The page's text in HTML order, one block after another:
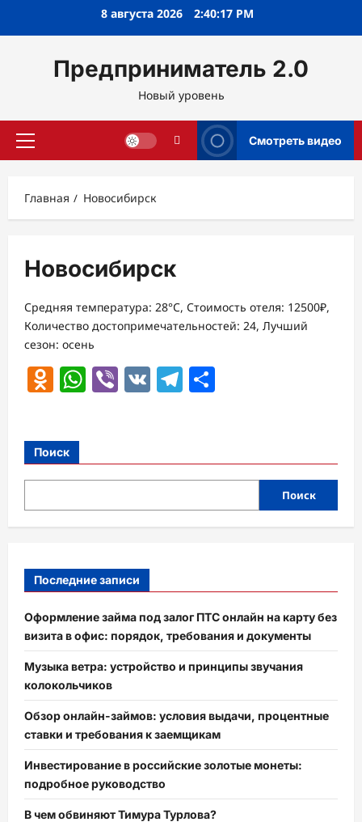
8 августа 2026 2:40:18 PM
Предприниматель 2.0
Новый уровень
Основное
Смотреть видео
Главная Новосибирск
Новосибирск
Средняя температура: 28°C, Стоимость отеля: 12500₽,
Количество достопримечательностей: 24, Лучший
сезон: осень
Odnoklassniki
WhatsApp
Viber
VK Telegram
Поиск
Поиск
Последние записи
Оформление займа под залог ПТС онлайн на карту без
визита в офис: порядок, требования и документы
Музыка ветра: устройство и принципы звучания
колокольчиков
Обзор онлайн-займов: условия выдачи, процентные
ставки и требования к заемщикам
Инвестирование в российские золотые монеты:
подробное руководство
В чем обвиняют Тимура Турлова?